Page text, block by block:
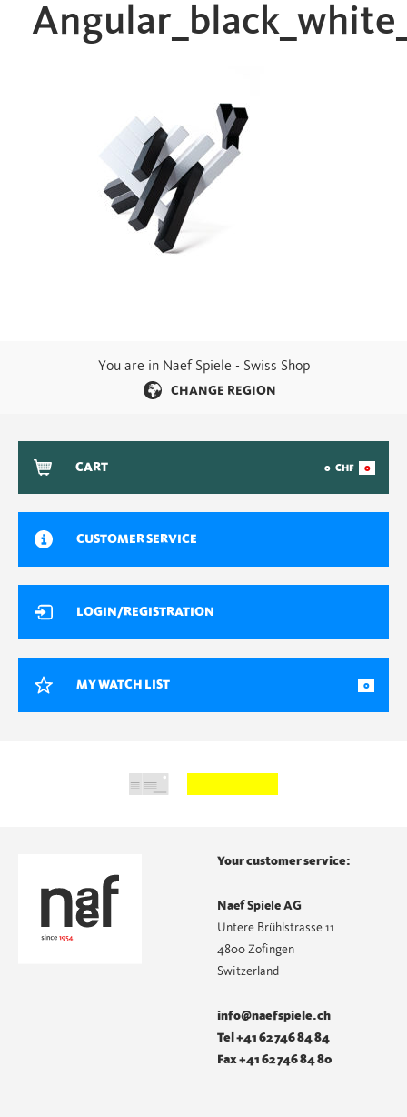
You are in Naef Spiele - Swiss Shop
CHANGE REGION
CART 0 CHF 0
CUSTOMER SERVICE
LOGIN/REGISTRATION
MY WATCH LIST 0
Your customer service:
Naef Spiele AG
Untere Brühlstrasse 11
4800 Zofingen
Switzerland
info@naefspiele.ch
Tel +41 62 746 84 84
Fax +41 62 746 84 80